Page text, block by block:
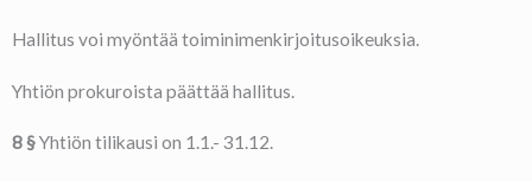
Hallitus voi myöntää toiminimenkirjoitusoikeuksia.
Yhtiön prokuroista päättää hallitus.
8 §Yhtiön tilikausi on 1.1.- 31.12.